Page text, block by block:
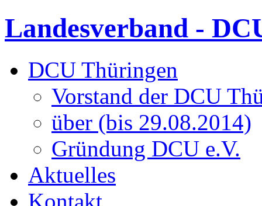
Landesverband -
DCU Thüringen
Vorstand der DCU
über (bis 29.08.2014)
Gründung DCU e.V.
Aktuelles
Kontakt